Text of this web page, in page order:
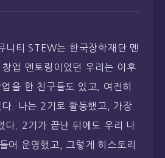
티 STEW는 한국장학재단 멘
업 멘토링이었던 우리는 이후
을 한 친구들도 있고, 여전히
. 나는 2기로 활동했고, 가장
다. 2기가 끝난 뒤에도 우리 나
어 운영했고, 그렇게 히스토리